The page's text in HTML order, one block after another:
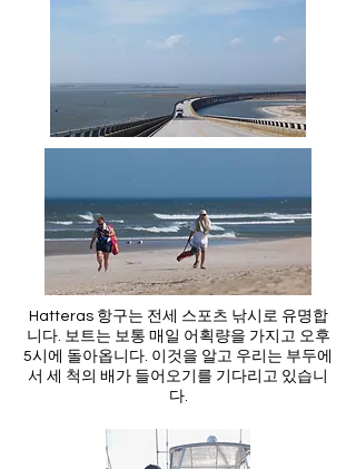
Hatteras 항구는 전세 스포츠 낚시로 유명합
니다. 보트는 보통 매일 어획량을 가지고 오후
5시에 돌아옵니다. 이것을 알고 우리는 부두에
서 세 척의 배가 들어오기를 기다리고 있습니
다.